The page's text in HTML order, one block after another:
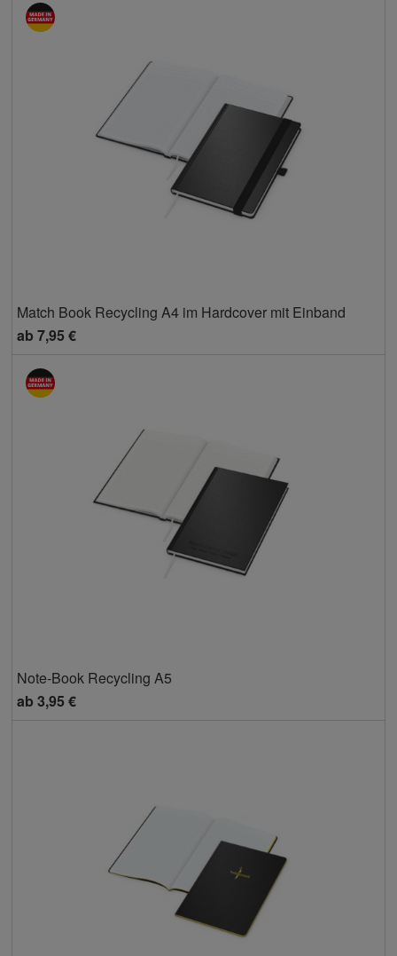
Match Book Recycling A4 im Hardcover mit Einband
ab 7,95 €
Note-Book Recycling A5
ab 3,95 €